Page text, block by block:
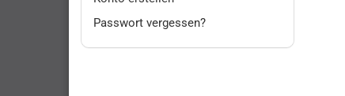
Passwort vergessen?